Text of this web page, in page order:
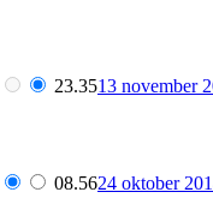
23.3513 november
08.5624 oktober